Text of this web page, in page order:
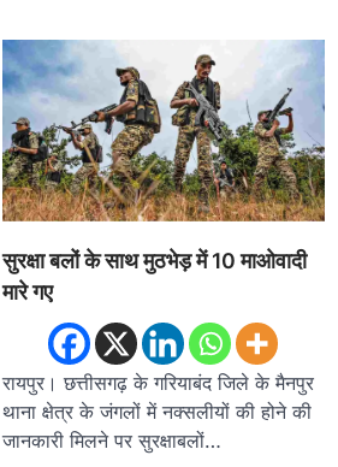
सुरक्षा बलों के साथ मुठभेड़ में 10 माओवादी
मारे गए
रायपुर। छत्तीसगढ़ के गरियाबंद जिले के मैनपुर
थाना क्षेत्र के जंगलों में नक्सलीयों की होने की
जानकारी मिलने पर सुरक्षाबलों…